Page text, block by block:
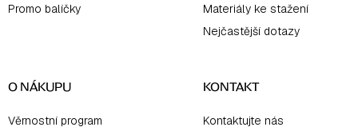
Promo balíčky
Materiály ke stažení
Nejčastější dotazy
O NÁKUPU
Věrnostní program
KONTAKT
Kontaktujte nás